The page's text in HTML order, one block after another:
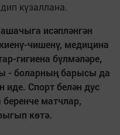
күзаллана.
исәпләнгән
чишенү, медицина
гигиена бүлмәләре,
- боларның барысы да
иде. Спорт белән дус
матчлар,
көтә.